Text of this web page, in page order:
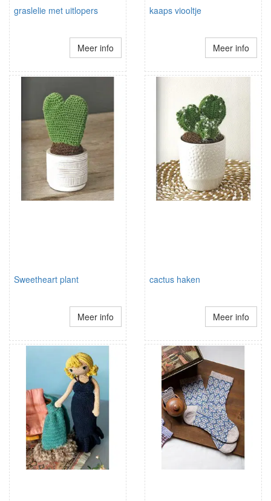
graslelie met uitlopers
Meer info
kaaps viooltje
Meer info
Sweetheart plant
Meer info
cactus haken
Meer info